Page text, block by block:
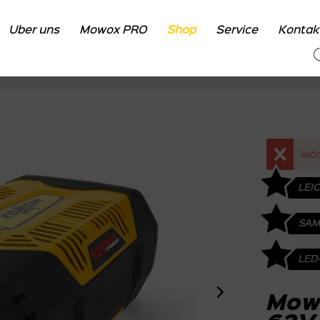
Über uns Mowox PRO Shop Service